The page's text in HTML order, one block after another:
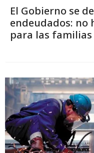
El Gobierno se
endeudados: no
para las familias